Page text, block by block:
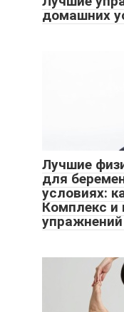
домашних
Лучшие
для
условиях:
Комплекс и